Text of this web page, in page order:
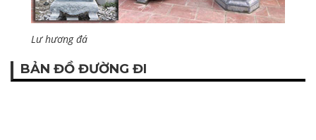
Lư hương đá
BẢN ĐỒ ĐƯỜNG ĐI